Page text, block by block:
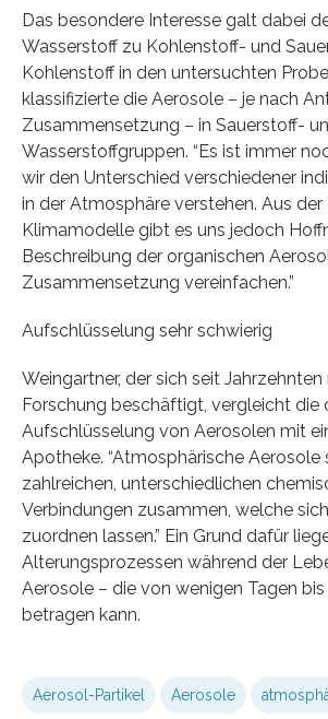
Das besondere Interesse galt dabei
Wasserstoff zu Kohlenstoff- und
Kohlenstoff in den untersuchten
klassifizierte die Aerosole – je nach
Zusammensetzung – in Sauerstoff-
Wasserstoffgruppen. “Es ist immer
wir den Unterschied verschiedener
in der Atmosphäre verstehen. Aus
Klimamodelle gibt es uns jedoch
Beschreibung der organischen
Zusammensetzung vereinfachen.”
Aufschlüsselung sehr schwierig
Weingartner, der sich seit
Forschung beschäftigt, vergleicht die
Aufschlüsselung von Aerosolen mit
Apotheke. “Atmosphärische Aerosole
zahlreichen, unterschiedlichen
Verbindungen zusammen, welche
zuordnen lassen.” Ein Grund dafür
Alterungsprozessen während der
Aerosole – die von wenigen Tagen
betragen kann.
Aerosol-Partikel Aerosole